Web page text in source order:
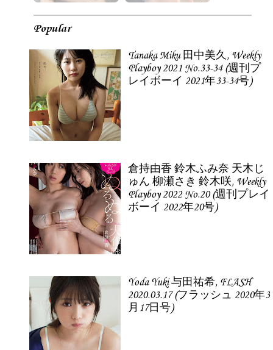
Popular
Tanaka Miku 田中美久, Weekly
Playboy 2021 No.33-34 (週刊プ
レイボーイ 2021年33-34号)
倉持由香 鈴木ふみ奈 天木じ
ゅん 柳瀬さき 鈴木咲, Weekly
Playboy 2022 No.20 (週刊プレイ
ボーイ 2022年20号)
Yoda Yuki 与田祐希, FLASH
2020.03.17 (フラッシュ 2020年3
月17日号)